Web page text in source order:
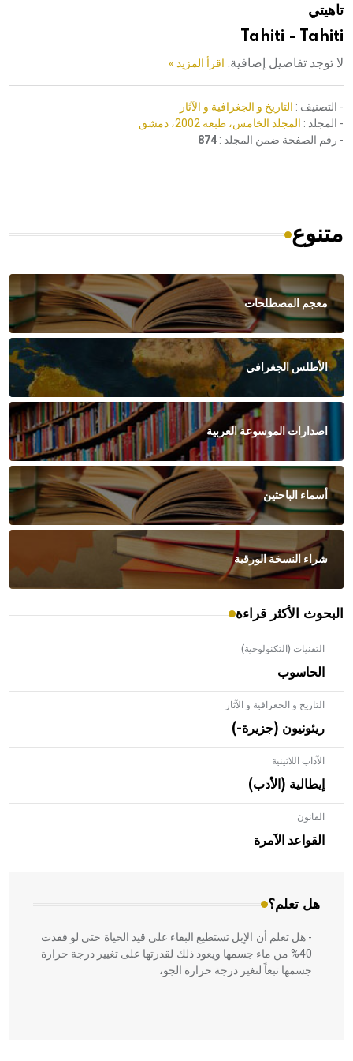
تاهيتي
Tahiti - Tahiti
لا توجد تفاصيل إضافية. اقرأ المزيد »
- التصنيف : التاريخ و الجغرافية و الآثار
- المجلد : المجلد الخامس، طبعة 2002، دمشق
- رقم الصفحة ضمن المجلد : 874
متنوع
معجم المصطلحات
الأطلس الجغرافي
اصدارات الموسوعة العربية
أسماء الباحثين
شراء النسخة الورقية
البحوث الأكثر قراءة
التقنيات (التكنولوجية)
الحاسوب
التاريخ و الجغرافية و الآثار
ريئونيون (جزيرة-)
الآداب اللاتينية
إيطالية (الأدب)
القانون
القواعد الآمرة
هل تعلم؟
- هل تعلم أن الأبلق نوع من الفنون الهندسية التي ارتبطت
بالعمارة الإسلامية في بلاد الشام ومصر خاصة، حيث يحرص
المعمار على بناء مداميكه وخاصة في الواجهات
- هل تعلم أن الإبل تستطيع البقاء على قيد الحياة حتى لو فقدت
40% من ماء جسمها ويعود ذلك لقدرتها على تغيير درجة حرارة
جسمها تبعاً لتغير درجة حرارة الجو،